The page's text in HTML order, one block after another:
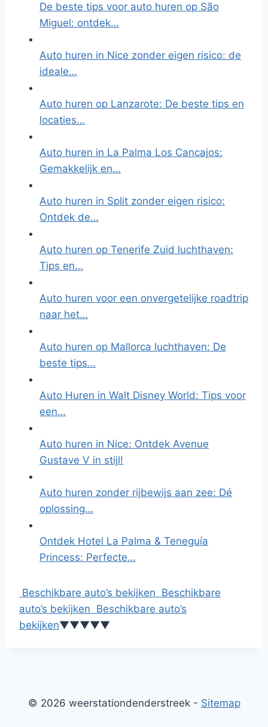
De beste tips voor auto huren op São
Miguel: ontdek…
Auto huren in Nice zonder eigen risico: de
ideale…
Auto huren op Lanzarote: De beste tips en
locaties…
Auto huren in La Palma Los Cancajos:
Gemakkelijk en…
Auto huren in Split zonder eigen risico:
Ontdek de…
Auto huren op Tenerife Zuid luchthaven:
Tips en…
Auto huren voor een onvergetelijke roadtrip
naar het…
Auto huren op Mallorca luchthaven: De
beste tips…
Auto Huren in Walt Disney World: Tips voor
een…
Auto huren in Nice: Ontdek Avenue
Gustave V in stijl!
Auto huren zonder rijbewijs aan zee: Dé
oplossing…
Ontdek Hotel La Palma & Teneguía
Princess: Perfecte…
Beschikbare auto’s bekijken Beschikbare
auto’s bekijken Beschikbare auto’s
bekijken▼▼▼▼▼
© 2026 weerstationdenderstreek - Sitemap